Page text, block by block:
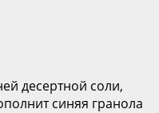
десертной соли,
синяя гранола